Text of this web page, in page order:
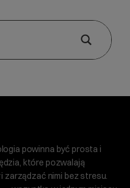
powinna być prosta i
które pozwalają
zarządzać nimi bez stresu.